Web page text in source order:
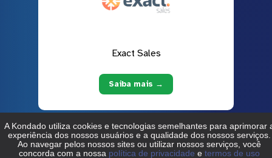
Exact Sales
Saiba mais →